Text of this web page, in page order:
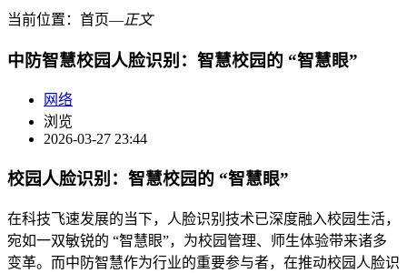
当前位置： 首页―正文
中防智慧校园人脸识别：智慧校园的 “智慧眼”
网络
浏览
2026-03-27 23:44
校园人脸识别：智慧校园的 “智慧眼”
在科技飞速发展的当下，人脸识别技术已深度融入校园生活，
宛如一双敏锐的 “智慧眼”，为校园管理、师生体验带来诸多
变革。而中防智慧作为行业的重要参与者，在推动校园人脸识